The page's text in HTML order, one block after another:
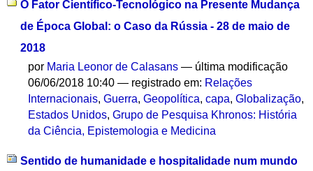
O Fator Científico-Tecnológico na Presente Mudança
de Época Global: o Caso da Rússia - 28 de maio de
2018
por Maria Leonor de Calasans — última modificação
06/06/2018 10:40— registrado em: Relações
Internacionais,Guerra,Geopolítica,capa,Globalização,
Estados Unidos,Grupo de Pesquisa Khronos: História
da Ciência, Epistemologia e Medicina
Sentido de humanidade e hospitalidade num mundo